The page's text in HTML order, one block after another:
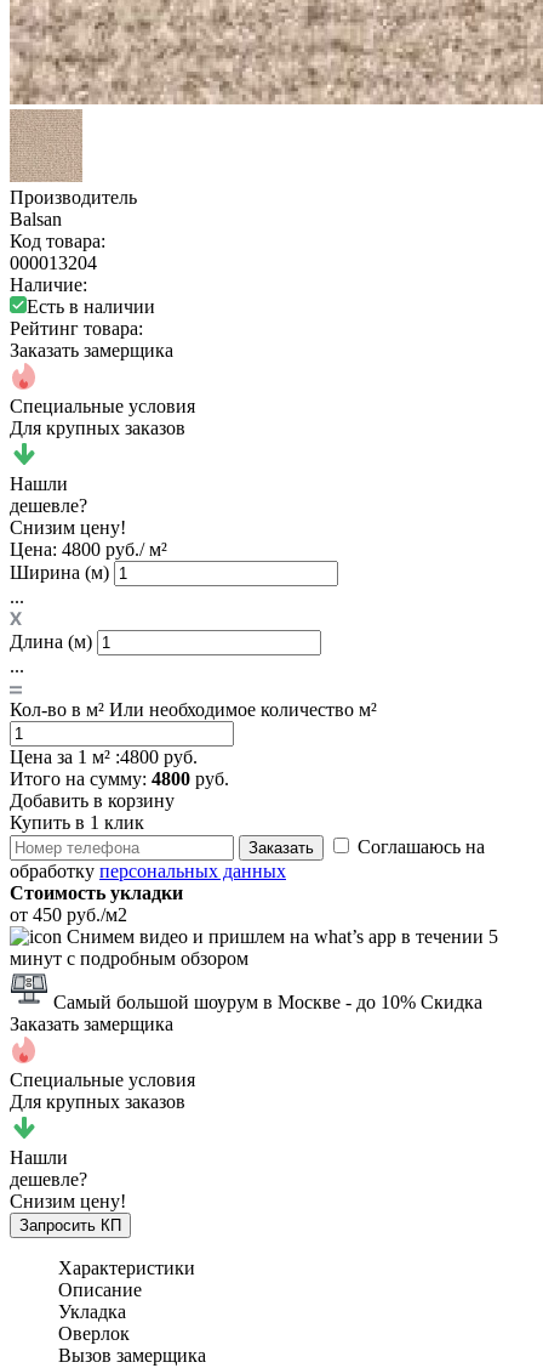
Производитель
Balsan
Код товара:
000013204
Наличие:
Есть в наличии
Рейтинг товара:
Заказать замерщика
Специальные условия
Для крупных заказов
Нашли
дешевле?
Снизим цену!
Цена: 4800 руб./ м²
Ширина (м)
...
Длина (м)
...
Кол-во в м² Или необходимое количество м²
Цена за 1 м² :4800 руб.
Итого на сумму: 4800 руб.
Добавить в корзину
Купить в 1 клик
Заказать
Соглашаюсь на
обработку персональных данных
Стоимость укладки
от 450 руб./м2
Снимем видео и пришлем на what’s app в течении 5
минут с подробным обзором
Самый большой шоурум в Москве - до 10% Скидка
Заказать замерщика
Специальные условия
Для крупных заказов
Нашли
дешевле?
Снизим цену!
Запросить КП
Характеристики
Описание
Укладка
Оверлок
Вызов замерщика